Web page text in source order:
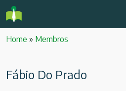
Home » Membros
Fábio Do Prado